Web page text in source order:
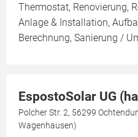
Thermostat, Renovierung,
Anlage & Installation,
Berechnung, Sanierung /
EspostoSolar UG
Polcher Str. 2, 56299
Wagenhausen)